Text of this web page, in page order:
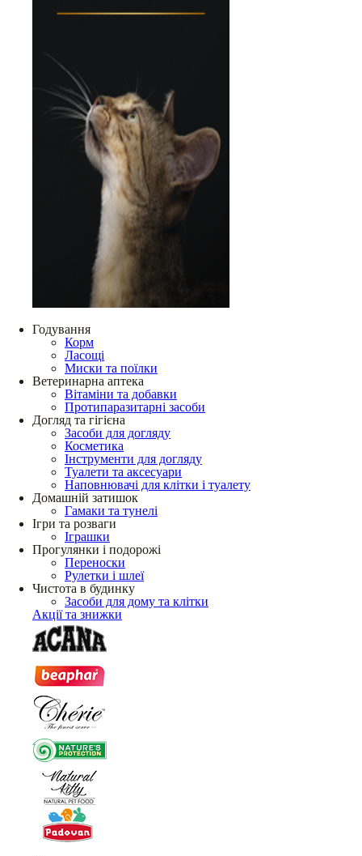
Годування
Корм
Ласощі
Миски та поїлки
Ветеринарна аптека
Вітаміни та добавки
Протипаразитарні засоби
Догляд та гігієна
Засоби для догляду
Косметика
Інструменти для догляду
Туалети та аксесуари
Наповнювачі для клітки і туалету
Домашній затишок
Гамаки та тунелі
Ігри та розваги
Іграшки
Прогулянки і подорожі
Переноски
Рулетки і шлеї
Чистота в будинку
Засоби для дому та клітки
Акції та знижки